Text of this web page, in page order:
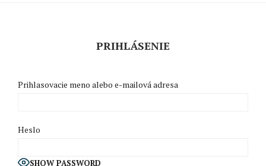
PRIHLÁSENIE
Prihlasovacie meno alebo e-mailová adresa
Heslo
SHOW PASSWORD